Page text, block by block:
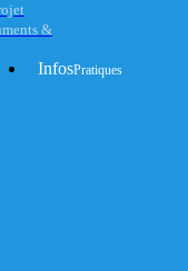
&
InfosPratiques